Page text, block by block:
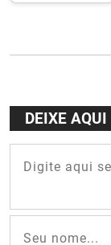
Veloso no
DEIXE